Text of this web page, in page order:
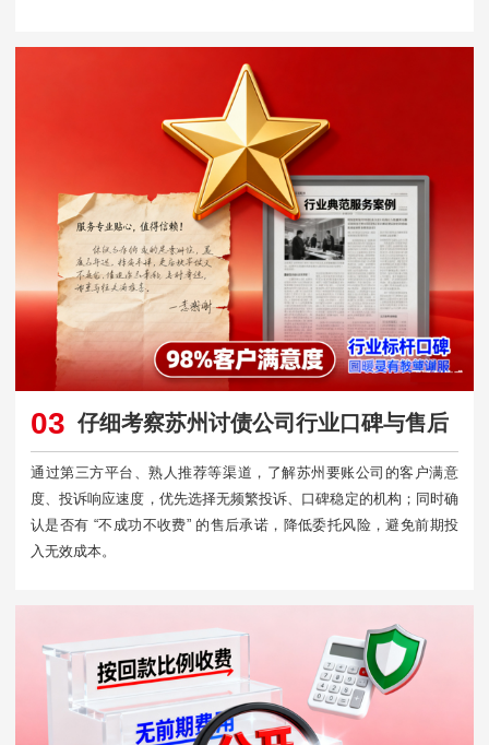
03 仔细考察苏州讨债公司行业口碑与售后
通过第三方平台、熟人推荐等渠道，了解苏州要账公司的客户满意
度、投诉响应速度，优先选择无频繁投诉、口碑稳定的机构；同时确
认是否有 “不成功不收费” 的售后承诺，降低委托风险，避免前期投
入无效成本。